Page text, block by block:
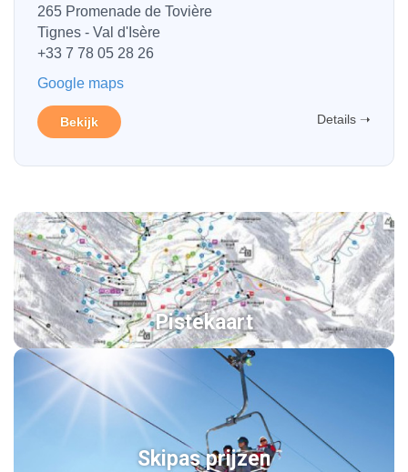
265 Promenade de Tovière
Tignes - Val d'Isère
+33 7 78 05 28 26
Google maps
Bekijk Details ➝
Pistekaart
Skipas prijzen